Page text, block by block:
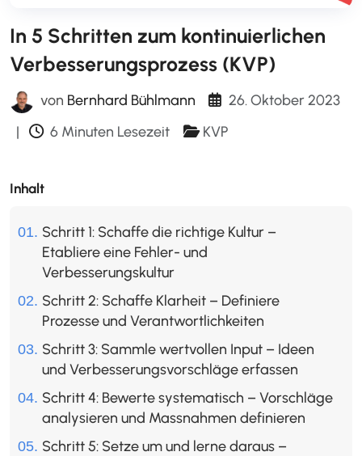
In 5 Schritten zum kontinuierlichen
Verbesserungsprozess (KVP)
von Bernhard Bühlmann
26. Oktober 2023
|
6 Minuten Lesezeit KVP
Inhalt
Schritt 1: Schaffe die richtige Kultur –
Etabliere eine Fehler- und
Verbesserungskultur
Schritt 2: Schaffe Klarheit – Definiere
Prozesse und Verantwortlichkeiten
Schritt 3: Sammle wertvollen Input – Ideen
und Verbesserungsvorschläge erfassen
Schritt 4: Bewerte systematisch – Vorschläge
analysieren und Massnahmen definieren
Schritt 5: Setze um und lerne daraus –